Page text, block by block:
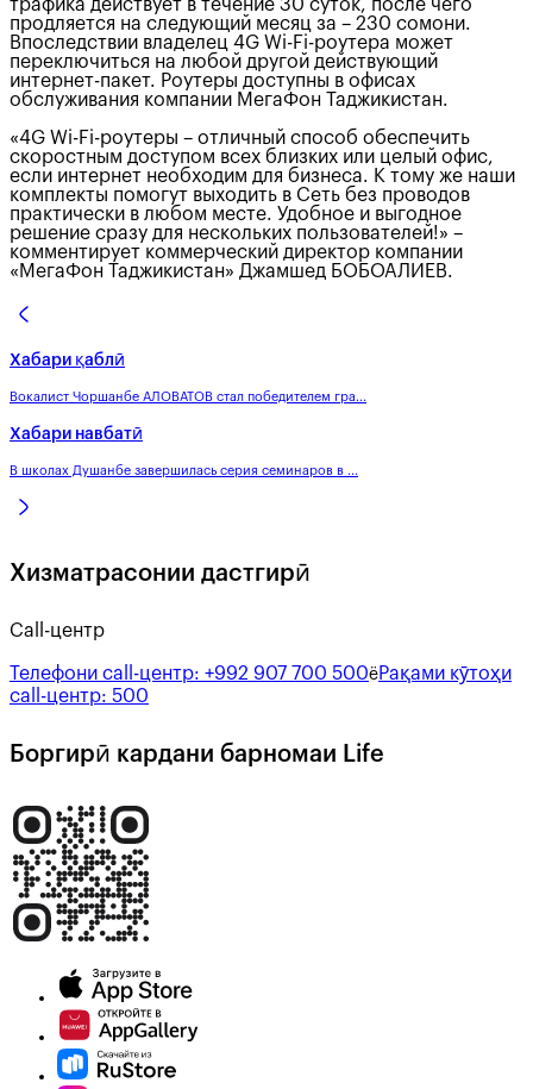
трафика действует в течение 30 суток, после чего
продляется на следующий месяц за – 230 сомони.
Впоследствии владелец 4G Wi-Fi-роутера может
переключиться на любой другой действующий
интернет-пакет. Роутеры доступны в офисах
обслуживания компании МегаФон Таджикистан.
«4G Wi-Fi-роутеры – отличный способ обеспечить
скоростным доступом всех близких или целый офис,
если интернет необходим для бизнеса. К тому же наши
комплекты помогут выходить в Сеть без проводов
практически в любом месте. Удобное и выгодное
решение сразу для нескольких пользователей!» –
комментирует коммерческий директор компании
«МегаФон Таджикистан» Джамшед БОБОАЛИЕВ.
Хабари қаблӣ
Вокалист Чоршанбе АЛОВАТОВ стал победителем гра...
Хабари навбатӣ
В школах Душанбе завершилась серия семинаров в ...
Хизматрасонии дастгирӣ
Call-центр
Телефони call-центр: +992 907 700 500ёРақами кӯтоҳи
call-центр: 500
Боргирӣ кардани барномаи Life